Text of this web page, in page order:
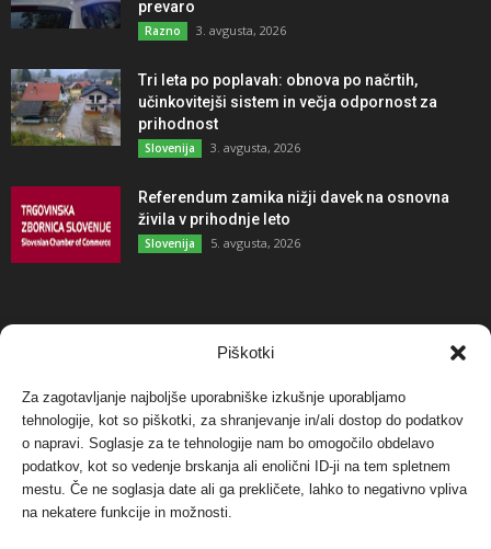
Piškotki
Za zagotavljanje najboljše uporabniške izkušnje uporabljamo
tehnologije, kot so piškotki, za shranjevanje in/ali dostop do podatkov
o napravi. Soglasje za te tehnologije nam bo omogočilo obdelavo
podatkov, kot so vedenje brskanja ali enolični ID-ji na tem spletnem
mestu. Če ne soglasja date ali ga prekličete, lahko to negativno vpliva
na nekatere funkcije in možnosti.
prevaro
Razno 3. avgusta, 2026
Tri leta po poplavah: obnova po načrtih,
učinkovitejši sistem in večja odpornost za
prihodnost
Slovenija 3. avgusta, 2026
Referendum zamika nižji davek na osnovna
živila v prihodnje leto
Slovenija 5. avgusta, 2026
NAJBOLJ KOMENTIRANO
Protest proti vetrnim elektrarnam na Ojstrici, v
svetu pa vedno bolj...
Dogodki 12. maja, 2017
Tožilstvo v Celovcu v korist elektrarnam
Verbund